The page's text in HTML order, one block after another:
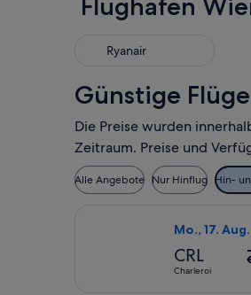
Flughafen
Ryanair
Ryanair
Günstige
Die Preise wurden
Zeitraum. Preise und
Alle Angebote Nur Hinflug Hin-
Mo., 17.
CRL
Charleroi